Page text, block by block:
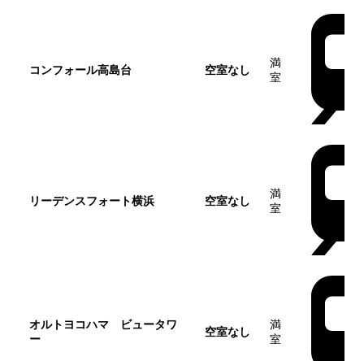
コンフォール高島台 空室なし
満
室
リーデンスフォート横浜 空室なし
満
室
オルトヨコハマ ビュータワ
ー
空室なし
満
室